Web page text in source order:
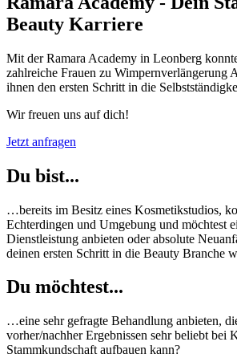
Beauty Karriere
Mit der Ramara Academy in Leonberg
zahlreiche Frauen zu Wimpernverlängerung
ihnen den ersten Schritt in die
Wir freuen uns auf dich!
Jetzt anfragen
Du bist...
…bereits im Besitz eines Kosmetikstudios,
Echterdingen und Umgebung und möchtest
Dienstleistung anbieten oder absolute
deinen ersten Schritt in die Beauty Branche
Du möchtest...
…eine sehr gefragte Behandlung anbieten,
vorher/nachher Ergebnissen sehr beliebt bei
Stammkundschaft aufbauen kann?